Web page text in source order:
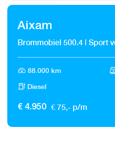
Aixam
Brommobiel 500.4 | Sport
88.000 km
Diesel
€ 4.950 € 75,- p/m